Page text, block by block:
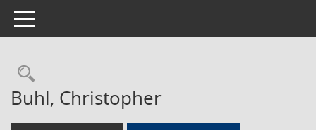
Toggle navigation
Rechercheauswahl
Buhl, Christopher